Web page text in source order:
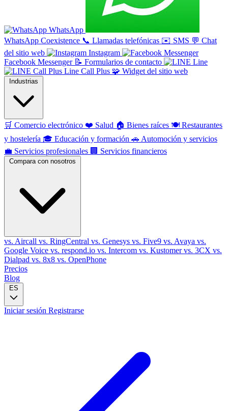
WhatsApp
WhatsApp Coexistence 📞 Llamadas telefónicas ✉️ SMS 💬 Chat
del sitio web
Instagram
Facebook Messenger 📝 Formularios de contacto
Line
Line Call Plus 🧩 Widget del sitio web
Industrias
🛒 Comercio electrónico ❤️ Salud 🏠 Bienes raíces 🍽️ Restaurantes
y hostelería 🎓 Educación y formación 🚗 Automoción y servicios
💼 Servicios profesionales 🏢 Servicios financieros
Compara con nosotros
vs. Aircall vs. RingCentral vs. Genesys vs. Five9 vs. Avaya vs.
Google Voice vs. respond.io vs. Intercom vs. Kustomervs. 3CX vs.
Dialpad vs. 8x8 vs. OpenPhone
Precios
Blog
ES
Iniciar sesión Registrarse